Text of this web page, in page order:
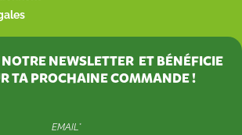
NEWSLETTER ET BÉNÉFICIE
TA PROCHAINE COMMANDE !
EMAIL*